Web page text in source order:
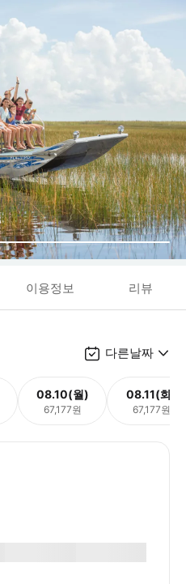
이용정보 리뷰
다른날짜
08.10(월)
67,177원
08.11(화)
67,177원